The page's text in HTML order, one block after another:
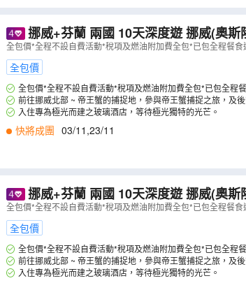
挪威+芬蘭 兩國 10天深度遊 挪威(奧斯陸、希爾克內斯)芬蘭(薩利色爾卡、羅凡尼
米、赫爾辛基)（LCNWG10NA）
全包價*全程不設自費活動*稅項及燃油附加費全包*已包全程餐
全包價
全包價*全程不設自費活動*稅項及燃油附加費全包*已包全程
前往挪威北部 ~ 帝王蟹的捕捉地，參與帝王蟹捕捉之旅，及
入住專為極光而建之玻璃酒店，等待極光獨特的光芒。
快將成團 03/11 ,23/11
挪威+芬蘭 兩國 10天深度遊 挪威(奧斯陸、希爾克內斯)芬蘭(薩利色爾卡、羅凡尼
米、赫爾辛基)（LCNWG10N）
全包價*全程不設自費活動*稅項及燃油附加費全包*已包全程餐
全包價
全包價*全程不設自費活動*稅項及燃油附加費全包*已包全程
前往挪威北部 ~ 帝王蟹的捕捉地，參與帝王蟹捕捉之旅，及
入住專為極光而建之玻璃酒店，等待極光獨特的光芒。